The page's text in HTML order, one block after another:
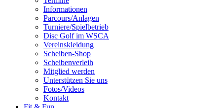
Informationen
Parcours/Anlagen
Turniere/Spielbetrieb
Disc Golf im WSCA
Vereinskleidung
Scheiben-Shop
Scheibenverleih
Mitglied werden
Unterstützen Sie uns
Fotos/Videos
Kontakt